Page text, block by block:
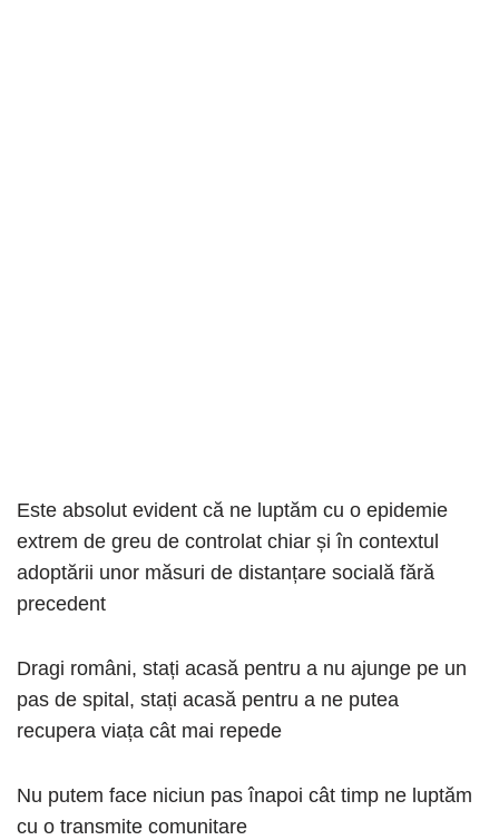
Este absolut evident că ne luptăm cu o epidemie
extrem de greu de controlat chiar și în contextul
adoptării unor măsuri de distanțare socială fără
precedent
Dragi români, stați acasă pentru a nu ajunge pe un
pas de spital, stați acasă pentru a ne putea
recupera viața cât mai repede
Nu putem face niciun pas înapoi cât timp ne luptăm
cu o transmite comunitare